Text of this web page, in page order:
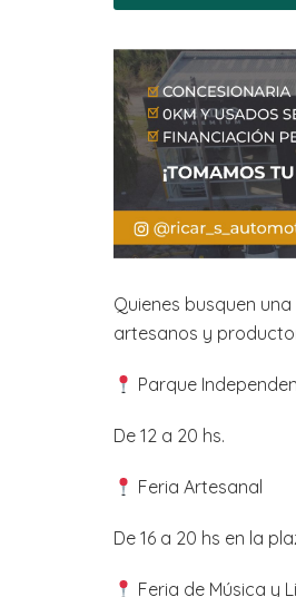
Quienes busquen
artesanos y
Parque
De 12 a 20 hs.
Feria Artesanal
De 16 a 20 hs en la
Feria de Música y